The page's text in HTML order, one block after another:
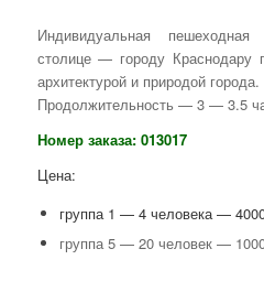
Индивидуальная
столице — городу Краснодару
архитектурой и природой города.
Продолжительность — 3 — 3.5
Номер заказа: 013017
Цена:
группа 1 — 4 человека —
группа 5 — 20 человек —